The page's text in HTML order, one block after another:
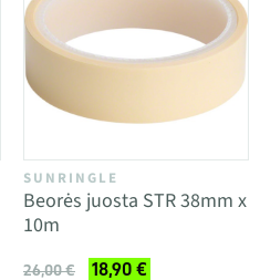
SUNRINGLE
Beorės juosta STR 38mm x
10m
26,00 € 18,90 €